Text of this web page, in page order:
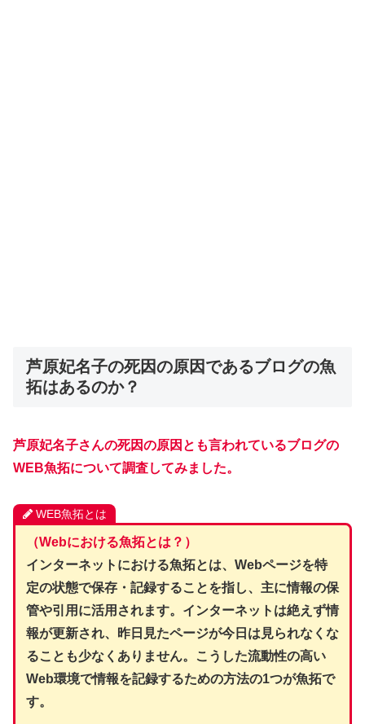
芦原妃名子の死因の原因であるブログの魚
拓はあるのか？
芦原妃名子さんの死因の原因とも言われているブログの
WEB魚拓について調査してみました。
WEB魚拓とは
（Webにおける魚拓とは？）
インターネットにおける魚拓とは、Webページを特
定の状態で保存・記録することを指し、主に情報の保
管や引用に活用されます。インターネットは絶えず情
報が更新され、昨日見たページが今日は見られなくな
ることも少なくありません。こうした流動性の高い
Web環境で情報を記録するための方法の1つが魚拓で
す。